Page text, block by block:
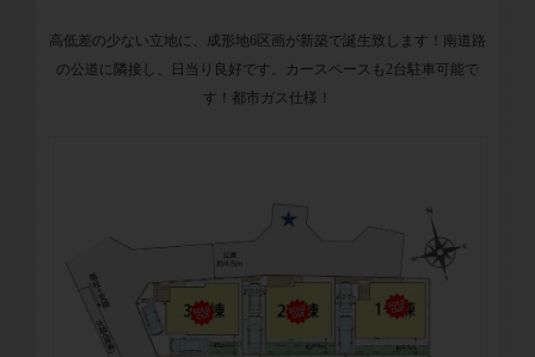
高低差の少ない立地に、成形地6区画が新築で誕生致します！南道路
の公道に隣接し、日当り良好です。カースペースも2台駐車可能で
す！都市ガス仕様！